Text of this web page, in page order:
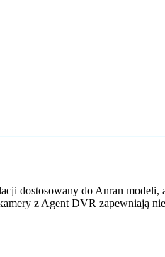
dostosowany do Anran
z Agent DVR zapewniają